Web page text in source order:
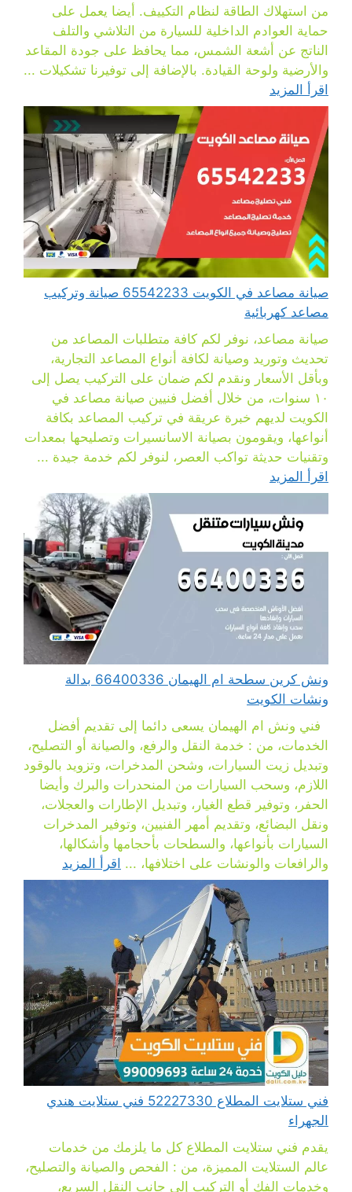
من استهلاك الطاقة لنظام التكييف. أيضا يعمل على
حماية العوادم الداخلية للسيارة من التلاشي والتلف
الناتج عن أشعة الشمس، مما يحافظ على جودة المقاعد
والأرضية ولوحة القيادة. بالإضافة إلى توفيرنا تشكيلات ...
اقرأ المزيد
صيانة مصاعد في الكويت 65542233 صيانة وتركيب
مصاعد كهربائية
صيانة مصاعد، نوفر لكم كافة متطلبات المصاعد من
تحديث وتوريد وصيانة لكافة أنواع المصاعد التجارية،
وبأقل الأسعار ونقدم لكم ضمان على التركيب يصل إلى
١٠ سنوات، من خلال أفضل فنيين صيانة مصاعد في
الكويت لديهم خبرة عريقة في تركيب المصاعد بكافة
أنواعها، ويقومون بصيانة الاسانسيرات وتصليحها بمعدات
وتقنيات حديثة تواكب العصر، لنوفر لكم خدمة جيدة ...
اقرأ المزيد
ونش كرين سطحة ام الهيمان 66400336 بدالة
ونشات الكويت
فني ونش ام الهيمان يسعى دائما إلى تقديم أفضل
الخدمات، من : خدمة النقل والرفع، والصيانة أو التصليح،
وتبديل زيت السيارات، وشحن المدخرات، وتزويد بالوقود
اللازم، وسحب السيارات من المنحدرات والبرك وأيضا
الحفر، وتوفير قطع الغيار، وتبديل الإطارات والعجلات،
ونقل البضائع، وتقديم أمهر الفنيين، وتوفير المدخرات
السيارات بأنواعها، والسطحات بأحجامها وأشكالها،
والرافعات والونشات على اختلافها، ... اقرأ المزيد
فني ستلايت المطلاع 52227330 فني ستلايت هندي
الجهراء
يقدم فني ستلايت المطلاع كل ما يلزمك من خدمات
عالم الستلايت المميزة، من : الفحص والصيانة والتصليح،
وخدمات الفك أو التركيب إلى جانب النقل السريع،